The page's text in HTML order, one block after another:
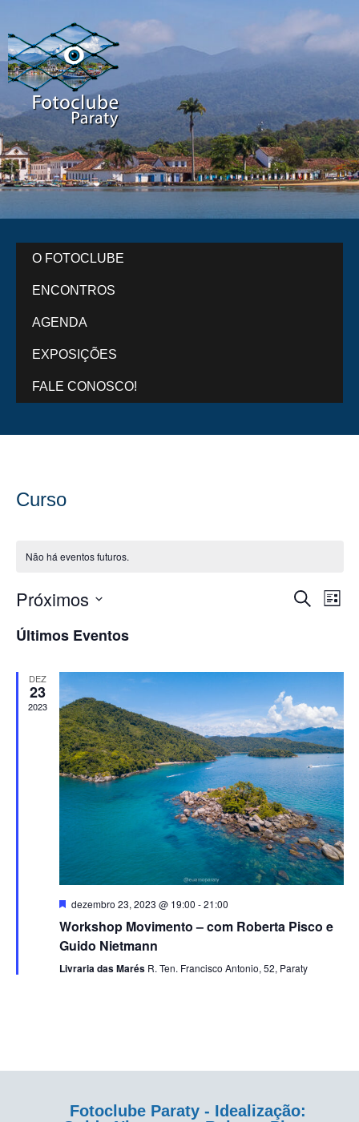
O FOTOCLUBE
ENCONTROS
AGENDA
EXPOSIÇÕES
FALE CONOSCO!
Curso
Não há eventos futuros.
visuais
de
Eventos
Procurar
Lista
Próximos
a
data.
Últimos Eventos
DEZ
23
2023
Destacado
dezembro 23, 2023 @ 19:00 -21:00
Workshop Movimento – com Roberta Pisco e
Guido Nietmann
Livraria das Marés R. Ten. Francisco Antonio, 52, Paraty
Fotoclube Paraty - Idealização: